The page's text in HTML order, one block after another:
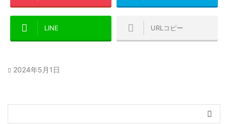
LINE URLコピー
2024年5月1日